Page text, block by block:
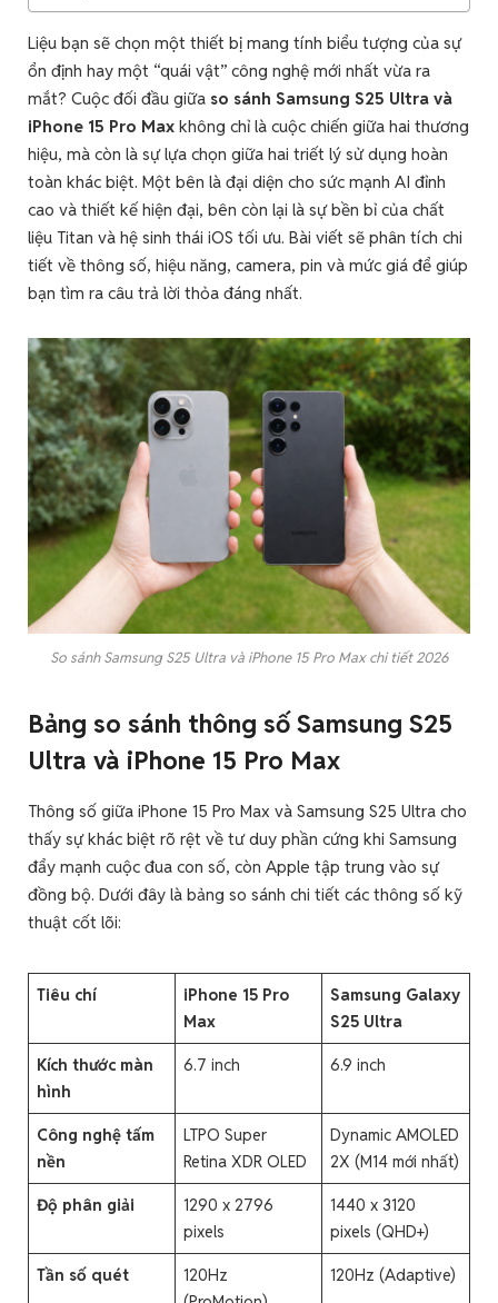
Liệu bạn sẽ chọn một thiết bị mang tính biểu tượng của sự
ổn định hay một “quái vật” công nghệ mới nhất vừa ra
mắt? Cuộc đối đầu giữa so sánh Samsung S25 Ultra và
iPhone 15 Pro Max không chỉ là cuộc chiến giữa hai thương
hiệu, mà còn là sự lựa chọn giữa hai triết lý sử dụng hoàn
toàn khác biệt. Một bên là đại diện cho sức mạnh AI đỉnh
cao và thiết kế hiện đại, bên còn lại là sự bền bỉ của chất
liệu Titan và hệ sinh thái iOS tối ưu. Bài viết sẽ phân tích chi
tiết về thông số, hiệu năng, camera, pin và mức giá để giúp
bạn tìm ra câu trả lời thỏa đáng nhất.
So sánh Samsung S25 Ultra và iPhone 15 Pro Max chi tiết 2026
Bảng so sánh thông số Samsung S25
Ultra và iPhone 15 Pro Max
Thông số giữa iPhone 15 Pro Max và Samsung S25 Ultra cho
thấy sự khác biệt rõ rệt về tư duy phần cứng khi Samsung
đẩy mạnh cuộc đua con số, còn Apple tập trung vào sự
đồng bộ. Dưới đây là bảng so sánh chi tiết các thông số kỹ
thuật cốt lõi:
Tiêu chí
iPhone 15 Pro
Max
Samsung Galaxy
S25 Ultra
Kích thước màn
hình
6.7 inch 6.9 inch
Công nghệ tấm
nền
LTPO Super
Retina XDR OLED
Dynamic AMOLED
2X (M14 mới nhất)
Độ phân giải
1290 x 2796
pixels
1440 x 3120
pixels (QHD+)
Tần số quét
120Hz
120Hz (Adaptive)